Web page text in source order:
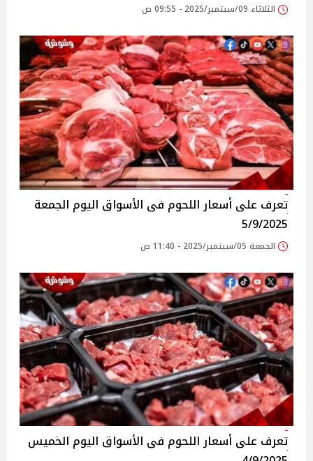
الثلاثاء 09/سبتمبر/2025 - 09:55 ص
تعرف على أسعار اللحوم فى الأسواق‎‎ اليوم الجمعة
5/9/2025
الجمعة 05/سبتمبر/2025 - 11:40 ص
تعرف على أسعار اللحوم فى الأسواق‎‎ اليوم الخميس